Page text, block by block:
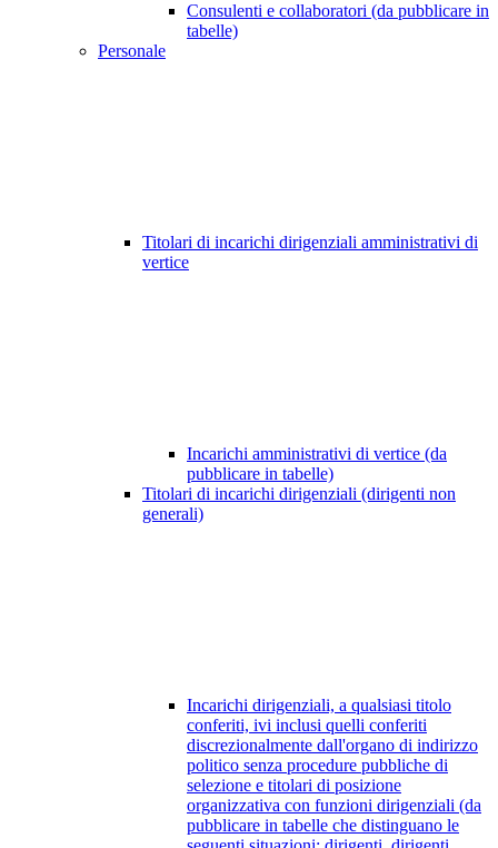
Consulenti e collaboratori (da pubblicare in
tabelle)
Personale
Titolari di incarichi dirigenziali amministrativi di
vertice
Incarichi amministrativi di vertice (da
pubblicare in tabelle)
Titolari di incarichi dirigenziali (dirigenti non
generali)
Incarichi dirigenziali, a qualsiasi titolo
conferiti, ivi inclusi quelli conferiti
discrezionalmente dall'organo di indirizzo
politico senza procedure pubbliche di
selezione e titolari di posizione
organizzativa con funzioni dirigenziali (da
pubblicare in tabelle che distinguano le